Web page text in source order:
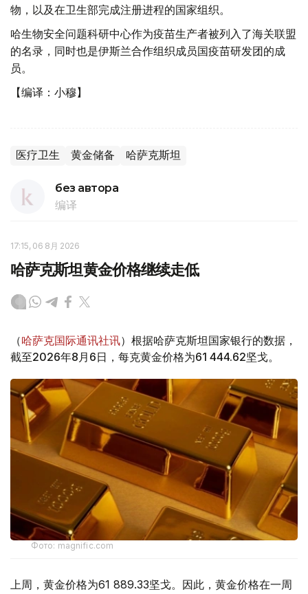
物，以及在卫生部完成注册进程的国家组织。
哈生物安全问题科研中心作为疫苗生产者被列入了海关联盟
的名录，同时也是伊斯兰合作组织成员国疫苗研发团的成
员。
【编译：小穆】
医疗卫生 黄金储备 哈萨克斯坦
без автора
编译
17:15, 06 8月 2026
哈萨克斯坦黄金价格继续走低
（哈萨克国际通讯社讯）根据哈萨克斯坦国家银行的数据，
截至2026年8月6日，每克黄金价格为61 444.62坚戈。
Фото: magnific.com
上周，黄金价格为61 889.33坚戈。因此，黄金价格在一周